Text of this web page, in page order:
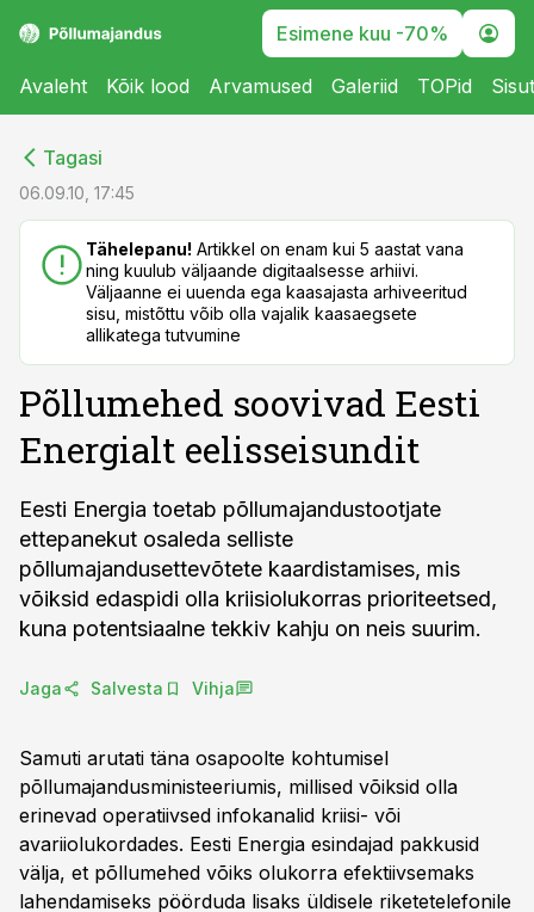
Esimene kuu -70%
Avaleht Kõik lood Arvamused Galeriid TOPid
Tagasi
06.09.10, 17:45
Tähelepanu! Artikkel on enam kui 5 aastat vana
ning kuulub väljaande digitaalsesse arhiivi.
Väljaanne ei uuenda ega kaasajasta arhiveeritud
sisu, mistõttu võib olla vajalik kaasaegsete
allikatega tutvumine
Põllumehed soovivad Eesti
Energialt eelisseisundit
Eesti Energia toetab põllumajandustootjate
ettepanekut osaleda selliste
põllumajandusettevõtete kaardistamises, mis
võiksid edaspidi olla kriisiolukorras prioriteetsed,
kuna potentsiaalne tekkiv kahju on neis suurim.
Jaga Salvesta Vihja
Samuti arutati täna osapoolte kohtumisel
põllumajandusministeeriumis, millised võiksid olla
erinevad operatiivsed infokanalid kriisi- või
avariiolukordades. Eesti Energia esindajad pakkusid
välja, et põllumehed võiks olukorra efektiivsemaks
lahendamiseks pöörduda lisaks üldisele riketetelefonile